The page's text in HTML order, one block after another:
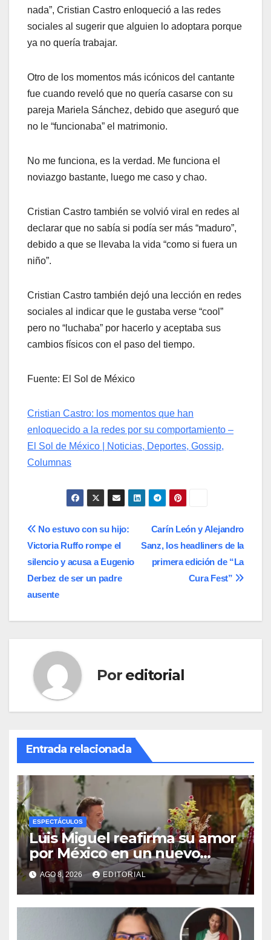
nada”, Cristian Castro enloqueció a las redes
sociales al sugerir que alguien lo adoptara porque
ya no quería trabajar.
Otro de los momentos más icónicos del cantante
fue cuando reveló que no quería casarse con su
pareja Mariela Sánchez, debido que aseguró que
no le “funcionaba” el matrimonio.
No me funciona, es la verdad. Me funciona el
noviazgo bastante, luego me caso y chao.
Cristian Castro también se volvió viral en redes al
declarar que no sabía si podía ser más “maduro”,
debido a que se llevaba la vida “como si fuera un
niño”.
Cristian Castro también dejó una lección en redes
sociales al indicar que le gustaba verse “cool”
pero no “luchaba” por hacerlo y aceptaba sus
cambios físicos con el paso del tiempo.
Fuente: El Sol de México
Cristian Castro: los momentos que han
enloquecido a la redes por su comportamiento –
El Sol de México | Noticias, Deportes, Gossip,
Columnas
Navegación
de
entradas
Carín León y Alejandro
Sanz, los headliners de la
primera edición de “La
Cura Fest”
No estuvo con su hijo:
Victoria Ruffo rompe el
silencio y acusa a Eugenio
Derbez de ser un padre
ausente
Por editorial
Entrada relacionada
ESPECTÁCULOS
Luis Miguel reafirma su amor
por México en un nuevo
video: ‘Mi lugar en el mundo’
AGO 8, 2026 EDITORIAL